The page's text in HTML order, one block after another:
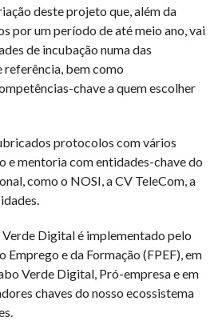
deste projeto que, além da
por um período de até meio ano, vai
de incubação numa das
referência, bem como
chave a quem escolher
protocolos com vários
e mentoria com entidades-chave do
como o NOSI, a CV TeleCom, a
Digital é implementado pelo
Emprego e da Formação (FPEF), em
Verde Digital, Pró-empresa e em
chaves do nosso ecossistema